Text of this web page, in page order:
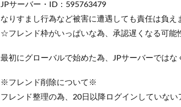
JPサーバー・ID：595763479
なりすまし行為など被害に遭遇しても責任は負え
☆フレンド枠がいっぱいな為、承認遅くなる可能
最初にグローバルで始めた為、JPサーバーではな
※フレンド削除について※
フレンド整理の為、20日以降ログインしていな